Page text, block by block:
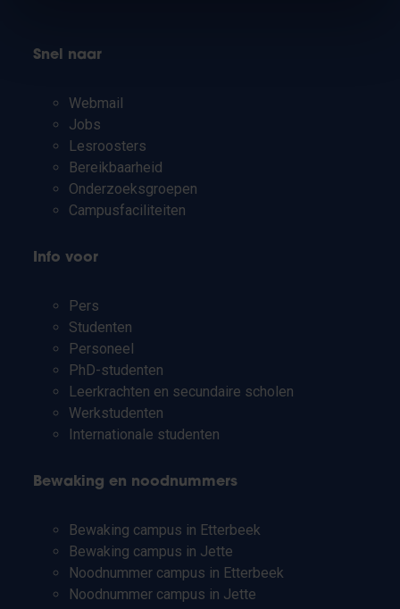
Snel naar
Webmail
Jobs
Lesroosters
Bereikbaarheid
Onderzoeksgroepen
Campusfaciliteiten
Info voor
Pers
Studenten
Personeel
PhD-studenten
Leerkrachten en secundaire scholen
Werkstudenten
Internationale studenten
Bewaking en noodnummers
Bewaking campus in Etterbeek
Bewaking campus in Jette
Noodnummer campus in Etterbeek
Noodnummer campus in Jette